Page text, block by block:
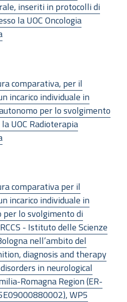
inseriti in protocolli di
la UOC Oncologia
comparativa, per il
incarico individuale in
per lo svolgimento
UOC Radioterapia
comparativa per il
incarico individuale in
per lo svolgimento di
- Istituto delle Scienze
nell’ambito del
diagnosis and therapy
in neurological
Romagna Region (ER-
WP5